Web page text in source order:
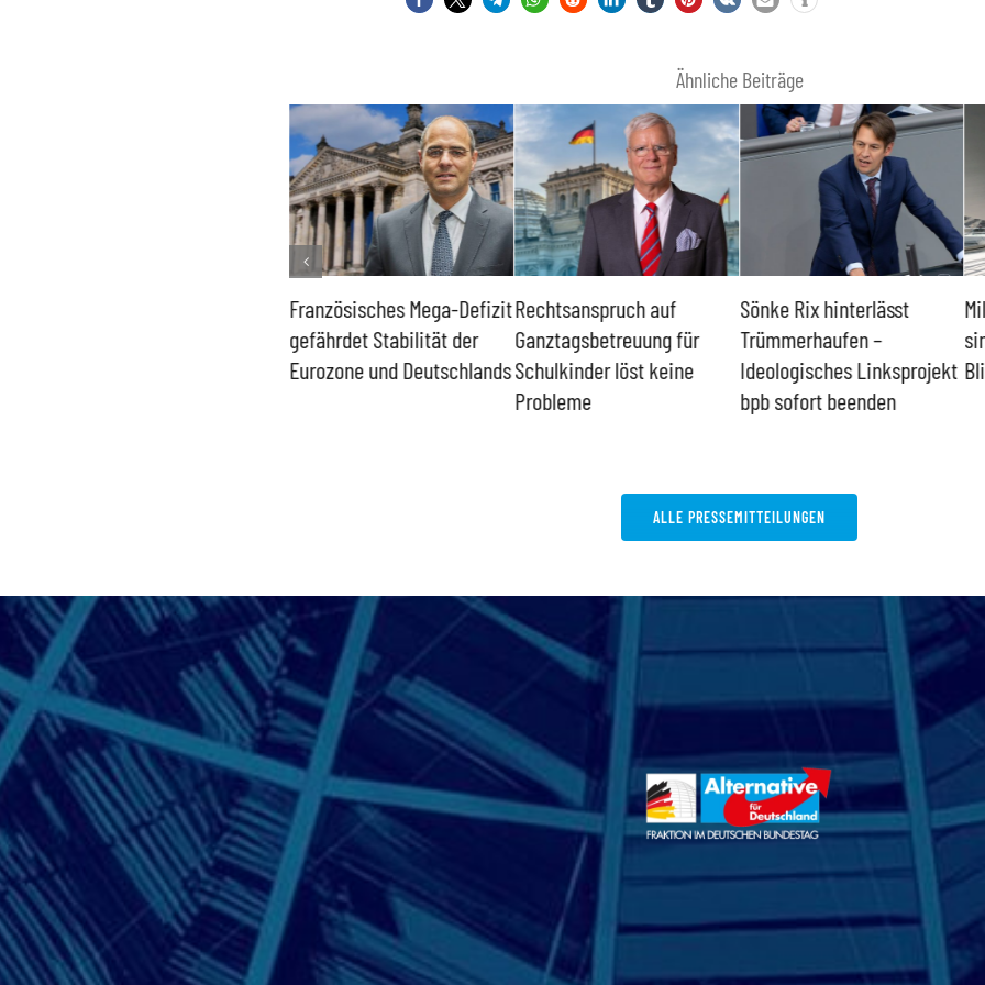
Ähnliche Beiträge
Französisches Mega-Defizit
gefährdet Stabilität der
Eurozone und Deutschlands
Rechtsanspruch auf
Ganztagsbetreuung für
Schulkinder löst keine
Probleme
Sönke Rix hinterlässt
Trümmerhaufen –
Ideologisches Linksprojekt
bpb sofort beenden
ALLE PRESSEMITTEILUNGEN